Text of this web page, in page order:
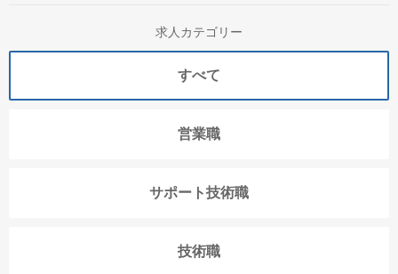
求人カテゴリー
すべて
営業職
サポート技術職
技術職